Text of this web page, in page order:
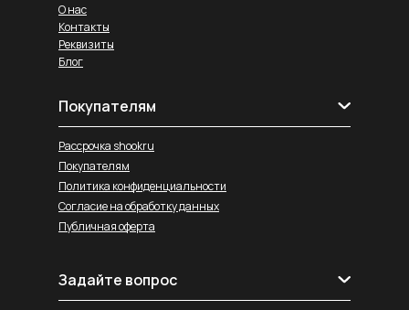
Реквизиты
Блог
О нас
Контакты
Покупателям
Рассрочка shookru
Покупателям
Политика конфиденциальности
Согласие на обработку данных
Публичная оферта
Задайте вопрос